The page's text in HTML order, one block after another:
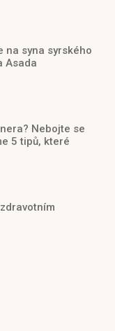
na syna syrského
Asada
Nebojte se
5 tipů, které